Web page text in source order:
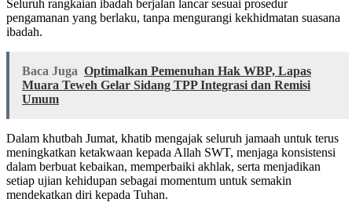
Seluruh rangkaian ibadah berjalan lancar sesuai prosedur
pengamanan yang berlaku, tanpa mengurangi kekhidmatan suasana
ibadah.
Baca Juga Optimalkan Pemenuhan Hak WBP, Lapas
Muara Teweh Gelar Sidang TPP Integrasi dan Remisi
Umum
Dalam khutbah Jumat, khatib mengajak seluruh jamaah untuk terus
meningkatkan ketakwaan kepada Allah SWT, menjaga konsistensi
dalam berbuat kebaikan, memperbaiki akhlak, serta menjadikan
setiap ujian kehidupan sebagai momentum untuk semakin
mendekatkan diri kepada Tuhan.